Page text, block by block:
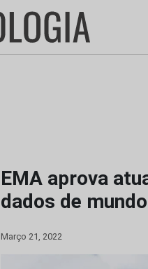
EMA aprova
dados de
Março 21, 2022